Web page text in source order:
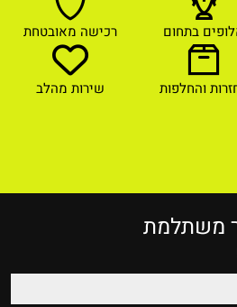
בתחום רכישה מאובטחת
והחלפות שירות מהלב
משתלמת